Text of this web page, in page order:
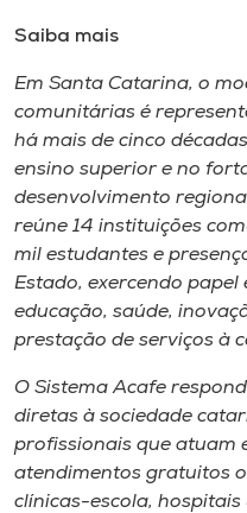
Saiba mais
Em Santa Catarina, o
comunitárias é
há mais de cinco
ensino superior e no
desenvolvimento
reúne 14 instituições
mil estudantes e
Estado, exercendo
educação, saúde,
prestação de serviços à
O Sistema Acafe
diretas à sociedade
profissionais que atuam
atendimentos gratuitos
clínicas-escola,